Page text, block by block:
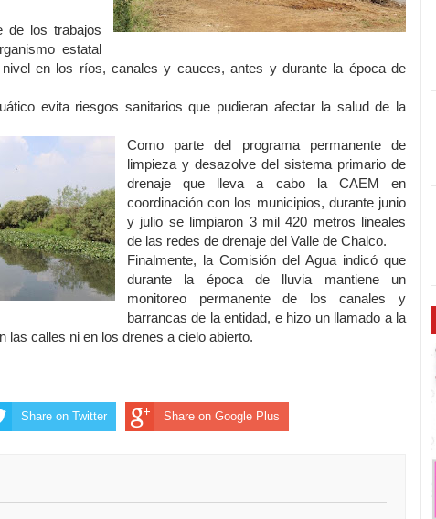
de los trabajos
estatal
en los ríos, canales y cauces, antes y durante la época de
evita riesgos sanitarios que pudieran afectar la salud de la
Como parte del programa permanente de
limpieza y desazolve del sistema primario de
drenaje que lleva a cabo la CAEM en
coordinación con los municipios, durante junio
y julio se limpiaron 3 mil 420 metros lineales
de las redes de drenaje del Valle de Chalco.
Finalmente, la Comisión del Agua indicó que
durante la época de lluvia mantiene un
monitoreo permanente de los canales y
barrancas de la entidad, e hizo un llamado a la
las calles ni en los drenes a cielo abierto.
Share on Twitter Share on Google Plus